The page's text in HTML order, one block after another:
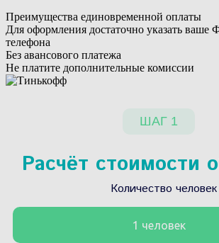
Преимущества единовременной оплаты
Для оформления достаточно указать
телефона
Без авансового платежа
Не платите дополнительные комиссии